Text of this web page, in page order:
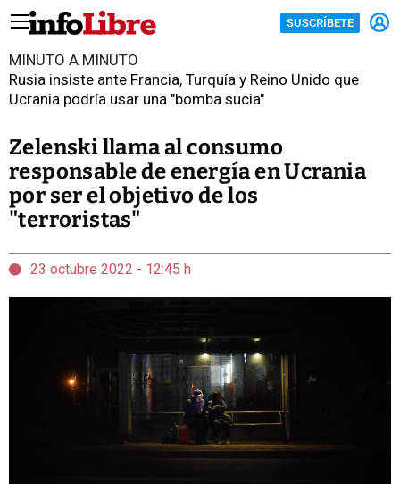
SUSCRÍBETE
MINUTO A MINUTO
Rusia insiste ante Francia, Turquía y Reino Unido que
Ucrania podría usar una "bomba sucia"
Zelenski llama al consumo
responsable de energía en Ucrania
por ser el objetivo de los
"terroristas"
23 octubre 2022 - 12:45 h